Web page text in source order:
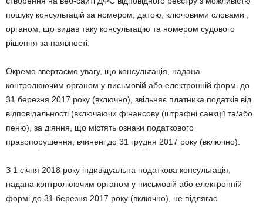
пошуку консультацій за номером, датою, ключовими словами ,
органом, що видав таку консультацію та номером судового
рішення за наявності.
Окремо звертаємо увагу, що консультація, надана
контролюючим органом у письмовій або електронній формі до
31 березня 2017 року (включно), звільняє платника податків від
відповідальності (включаючи фінансову (штрафні санкції та/або
пеню), за діяння, що містять ознаки податкового
правопорушення, вчинені до 31 грудня 2017 року (включно).
З 1 січня 2018 року індивідуальна податкова консультація,
надана контролюючим органом у письмовій або електронній
формі до 31 березня 2017 року (включно), не підлягає